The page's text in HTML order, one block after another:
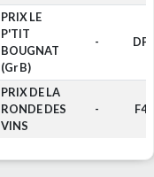
PRIX LE
P'TIT
BOUGNAT
(Gr B)
- DP
PRIX DE LA
RONDE DES
VINS
- F4